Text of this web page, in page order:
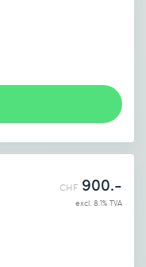
CHF 900.-
excl. 8.1% TVA